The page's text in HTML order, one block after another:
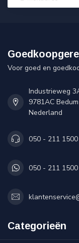
Voor goed en
Industrieweg
9781AC Bedum
Nederland
050 - 211 1500
050 - 211 1500
Categorieën